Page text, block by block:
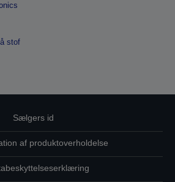
stof
Sælgers id
af produktoverholdelse